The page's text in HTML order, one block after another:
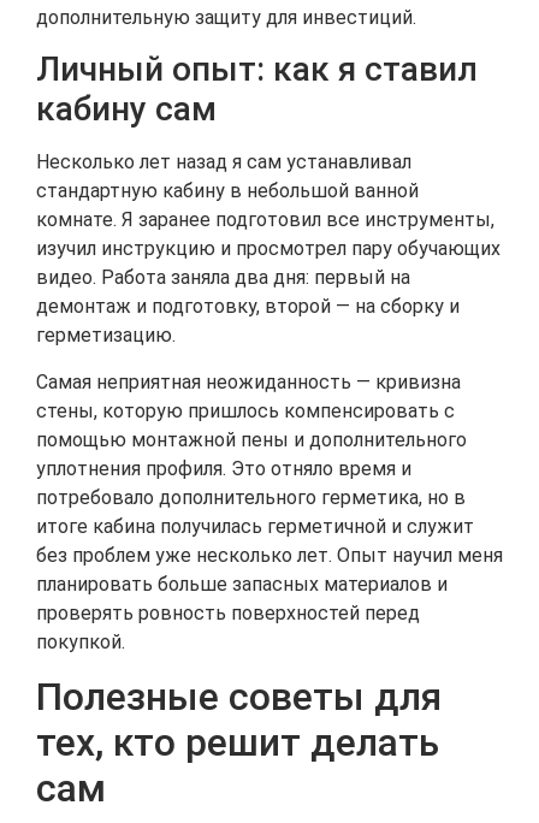
дополнительную защиту для инвестиций.
Личный опыт: как я ставил
кабину сам
Несколько лет назад я сам устанавливал
стандартную кабину в небольшой ванной
комнате. Я заранее подготовил все инструменты,
изучил инструкцию и просмотрел пару обучающих
видео. Работа заняла два дня: первый на
демонтаж и подготовку, второй — на сборку и
герметизацию.
Самая неприятная неожиданность — кривизна
стены, которую пришлось компенсировать с
помощью монтажной пены и дополнительного
уплотнения профиля. Это отняло время и
потребовало дополнительного герметика, но в
итоге кабина получилась герметичной и служит
без проблем уже несколько лет. Опыт научил меня
планировать больше запасных материалов и
проверять ровность поверхностей перед
покупкой.
Полезные советы для
тех, кто решит делать
сам